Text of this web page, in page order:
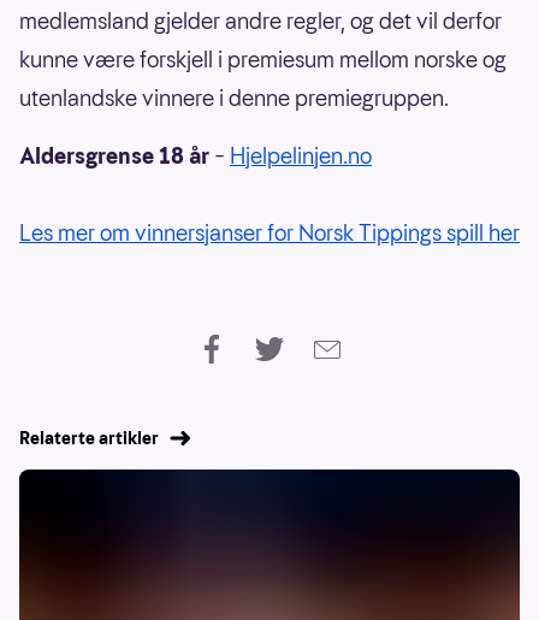
medlemsland gjelder andre regler, og det vil derfor
kunne være forskjell i premiesum mellom norske og
utenlandske vinnere i denne premiegruppen.
Aldersgrense 18 år – Hjelpelinjen.no
Les mer om vinnersjanser for Norsk Tippings spill her
Relaterte artikler